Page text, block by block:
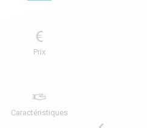
Prix
Caractéristiques